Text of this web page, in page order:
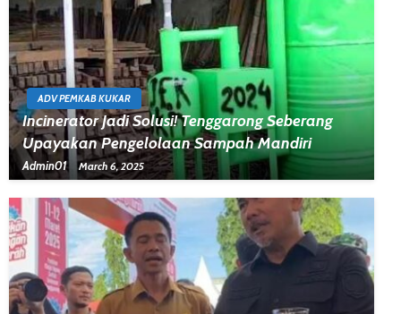
ADV PEMKAB KUKAR
Incinerator Jadi Solusi! Tenggarong Seberang
Upayakan Pengelolaan Sampah Mandiri
Admin01 March 6, 2025